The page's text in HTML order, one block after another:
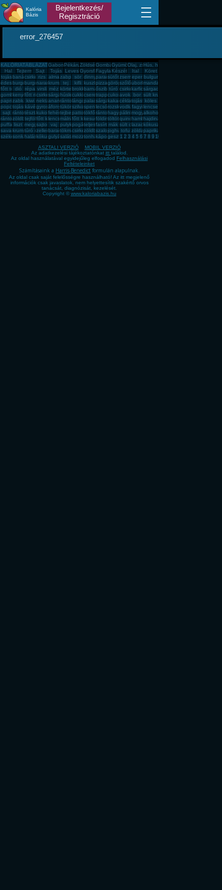
Kalória
Bázis
Bejelentkezés/
Regisztráció
error_276457
KALÓRIATÁBLÁZATGabona, mag, örlemény
Pékáru, édesség, sütemény, rágcsa, tészta
Zöldség, fűszer
GombaGyümölcsOlaj, zsíradékHús, húskészítmény
Hal
TejtermékSajt Tojás Leves Gyorsfagyasztott, dobozos, konzerv étel
Fagylalt, jégkrém
Készétel Ital
Köret
tojás banáncsirkemell
rizs alma zabpehely
sör dinnyeparadicsom
sütőtökzsemleeper bulgur
édesburgonya
burgonyaburgonyanarancskrumplitej kifli kuszkusz
pizzagörögdinnye
szőlőuborkamandarin
főtt tojás
dió répa virsli méz körte brokkolibarnarizsőszibarack
túró csirkecomb
karfiolsárgadinnye
gombakenyérfőtt rizscsirkemájsárgarépa
húslevescukkinicseresznyetrappista sajt
cukoravokádó
bor sült krumpli
paprikazabkása
kiwi nektarinananászrántott hús
lángospalacsintasárgabarack
kakaós csiga
céklatojásfehérje
köles
popcorntojásrántotta
kávégyrosáfonyatükörtojás
szilvaspenótlecsórozskenyér
vodkafagyi lencse
sajt rántott csirkemell
tésztakukoricafehér kenyér
tejbegrízpattogatott kukorica
tökfőzelék
rántottahagymapálinkamogyoróalkohol
rántott sajt
zöldbabtejfölfőtt kukorica
lencsefőzelék
málnafőtt krumpli
kesudióföldimogyoró
töltött káposzta
quinoahamburger
hajdina
puffasztott rizs
liszt meggysajtos pogácsa
vaj pulykamell
pogácsateljes kiőrlésû kenyér
fasírt mák sült csirkecomb
lazackókuszzsír
savanyú káposzta
krumplipüré
túró rudizellerbaracktökmagcsirkemell sonka
zöldbabfőzelék
szalonnajoghurttofu zöldalmapaprikás krumpli
székelykáposzta
sonkahalászlékókuszreszelék
gulyásleves
salátamozzarella
tonhalkáposztagesztenye
1 2 3 4 5 6 7 8 9 10
ASZTALI VERZIÓ
MOBIL VERZIÓ
Az adatkezelési tájékoztatónkat itt találod.
Az oldal használatával egyidejűleg elfogadod Felhasználási
Feltételeinket
Számításaink a Harris-Benedict formulán alapulnak.
Az oldal csak saját felelősségre használható! Az itt megjelenő
információk csak javaslatok, nem helyettesítik szakértő orvos
tanácsát, diagnózisát, kezelését.
Copyright © www.kaloriabazis.hu